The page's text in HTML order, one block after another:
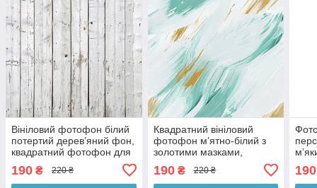
Вініловий фотофон білий
потертий дерев’яний фон,
квадратний фотофон для
зйомки і фото, 60x60 см,
№550801
190 ₴ 220 ₴
Квадратний вініловий
фотофон м’ятно-білий з
золотими мазками,
стильний фон для зйомки,
60x60 см, №553549
190₴ 220 ₴
см,
190